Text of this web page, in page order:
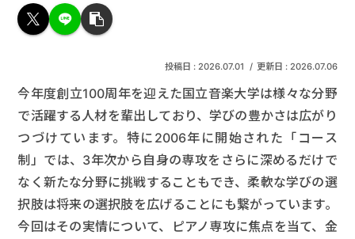
2026.07.01 2026.07.06
今年度創立100周年を迎えた国立音楽大学は様々な分野
で活躍する人材を輩出しており、学びの豊かさは広がり
つづけています。特に2006年に開始された「コース
制」では、3年次から自身の専攻をさらに深めるだけで
なく新たな分野に挑戦することもでき、柔軟な学びの選
択肢は将来の選択肢を広げることにも繋がっています。
今回はその実情について、ピアノ専攻に焦点を当て、金